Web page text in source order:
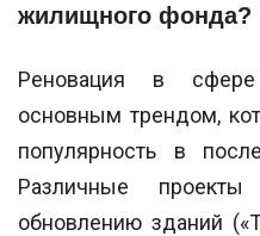
жилищного фонда?
Реновация в
основным трендом,
популярность в
Различные
обновлению зданий